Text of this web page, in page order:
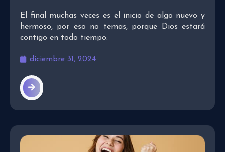
El final muchas veces es el inicio de algo nuevo y
hermoso, por eso no temas, porque Dios estará
contigo en todo tiempo.
diciembre 31, 2024